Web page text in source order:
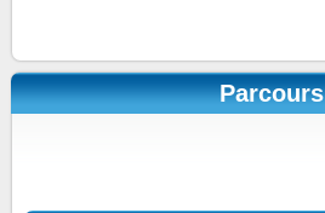
Parcours